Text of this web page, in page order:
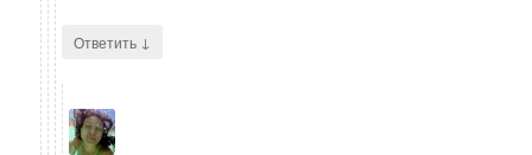
Ответить ↓